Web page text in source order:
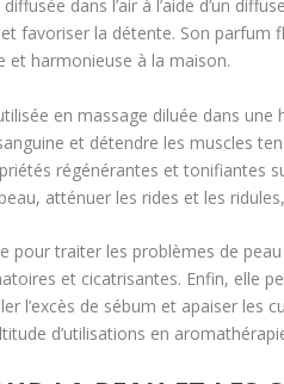
dans l’air à l’aide d’un
favoriser la détente. Son
et harmonieuse à la maison.
en massage diluée dans
et détendre les muscles
régénérantes et tonifiantes
atténuer les rides et les
pour traiter les problèmes de
et cicatrisantes. Enfin, elle
l’excès de sébum et apaiser les
d’utilisations en